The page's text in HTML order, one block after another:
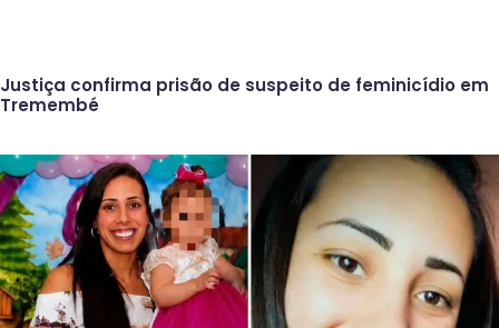
Justiça confirma prisão de suspeito de feminicídio em
Tremembé